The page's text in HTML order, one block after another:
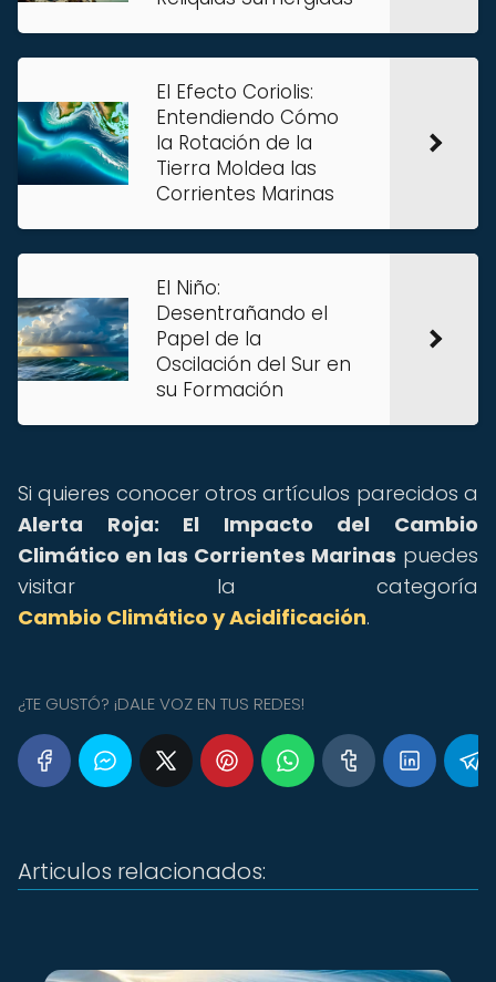
El Efecto Coriolis:
Entendiendo Cómo
la Rotación de la
Tierra Moldea las
Corrientes Marinas
El Niño:
Desentrañando el
Papel de la
Oscilación del Sur en
su Formación
Si quieres conocer otros artículos parecidos a
Alerta Roja: El Impacto del Cambio
Climático en las Corrientes Marinas puedes
visitar la categoría
Cambio Climático y Acidificación.
¿TE GUSTÓ? ¡DALE VOZ EN TUS REDES!
Articulos relacionados: